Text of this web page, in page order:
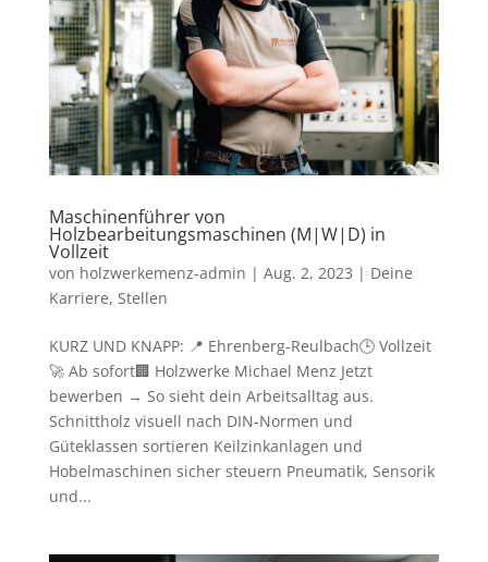
Maschinenführer von
Holzbearbeitungsmaschinen (M|W|D) in
Vollzeit
von holzwerkemenz-admin | Aug. 2, 2023 | Deine
Karriere, Stellen
KURZ UND KNAPP: 📍 Ehrenberg-Reulbach🕒 Vollzeit
🚀 Ab sofort🏢 Holzwerke Michael Menz Jetzt
bewerben → So sieht dein Arbeitsalltag aus.
Schnittholz visuell nach DIN-Normen und
Güteklassen sortieren Keilzinkanlagen und
Hobelmaschinen sicher steuern Pneumatik, Sensorik
und...